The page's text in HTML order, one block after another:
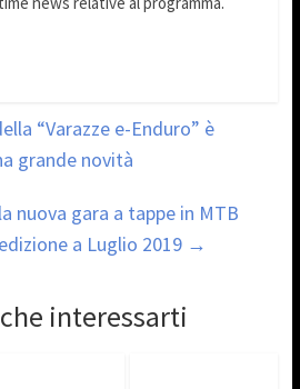
“Varazze e-Enduro” è
grande novità
nuova gara a tappe in MTB
a Luglio 2019 →
interessarti